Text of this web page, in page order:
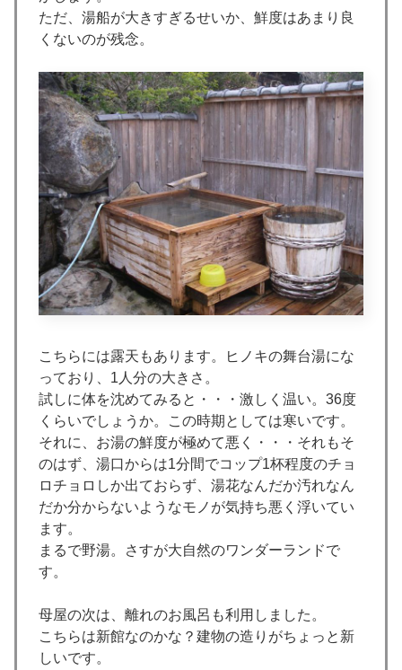
ただ、湯船が大きすぎるせいか、鮮度はあまり良
くないのが残念。
こちらには露天もあります。ヒノキの舞台湯にな
っており、1人分の大きさ。
試しに体を沈めてみると・・・激しく温い。36度
くらいでしょうか。この時期としては寒いです。
それに、お湯の鮮度が極めて悪く・・・それもそ
のはず、湯口からは1分間でコップ1杯程度のチョ
ロチョロしか出ておらず、湯花なんだか汚れなん
だか分からないようなモノが気持ち悪く浮いてい
ます。
まるで野湯。さすが大自然のワンダーランドで
す。
母屋の次は、離れのお風呂も利用しました。
こちらは新館なのかな？建物の造りがちょっと新
しいです。